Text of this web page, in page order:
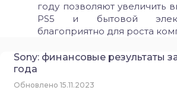
году позволяют увеличить
PS5 и бытовой
благоприятно для роста
Sony: финансовые результаты
года
Обновлено 15.11.2023